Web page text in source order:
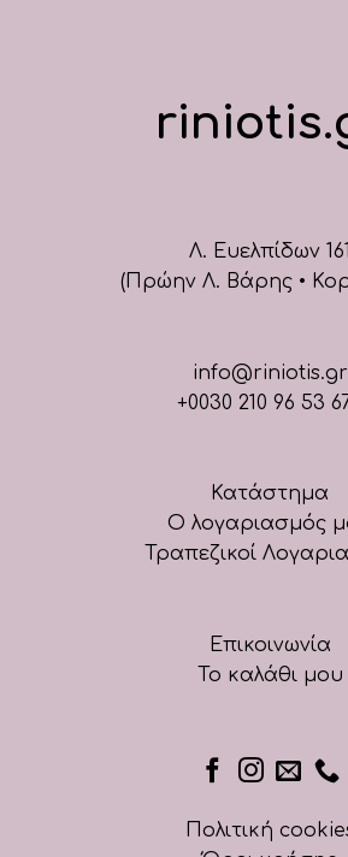
Λ. Ευελπίδων 161
(Πρώην Λ. Βάρης •
info@riniotis.gr
+0030 210 96 53
Κατάστημα
Ο λογαριασμός
Τραπεζικοί
Επικοινωνία
Το καλάθι μου
Πολιτική